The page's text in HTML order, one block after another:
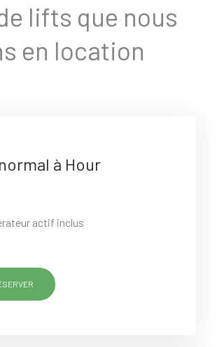
lifts que nous
en location
à Hour
actif inclus